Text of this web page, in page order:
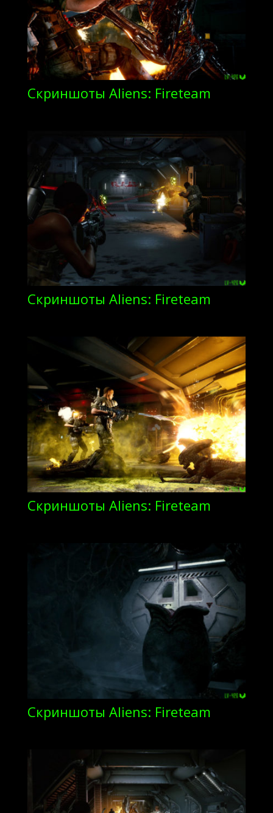
Скриншоты Aliens: Fireteam
Скриншоты Aliens: Fireteam
Скриншоты Aliens: Fireteam
Скриншоты Aliens: Fireteam